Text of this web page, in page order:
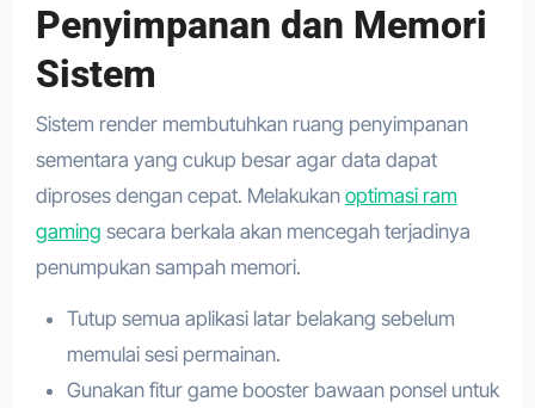
Penyimpanan dan Memori
Sistem
Sistem render membutuhkan ruang penyimpanan
sementara yang cukup besar agar data dapat
diproses dengan cepat. Melakukan optimasi ram
gaming secara berkala akan mencegah terjadinya
penumpukan sampah memori.
Tutup semua aplikasi latar belakang sebelum
memulai sesi permainan.
Gunakan fitur game booster bawaan ponsel untuk